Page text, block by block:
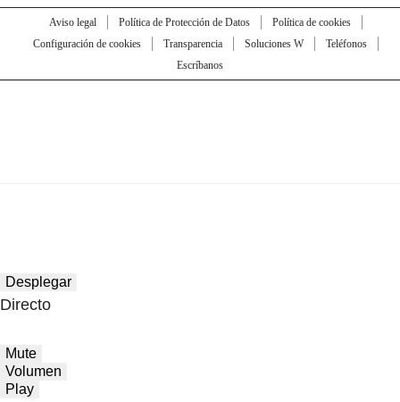
Aviso legal Política de Protección de Datos
Política de cookies
Configuración de cookies
Transparencia Soluciones W
Teléfonos
Escríbanos
Desplegar
Directo
Mute
Volumen
Play